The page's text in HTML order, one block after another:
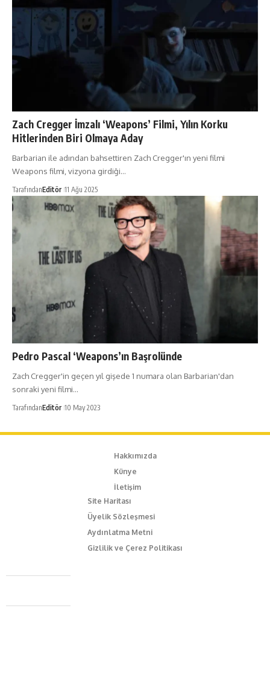
Zach Cregger İmzalı ‘Weapons’ Filmi, Yılın Korku
Hitlerinden Biri Olmaya Aday
Barbarian ile adından bahsettiren Zach Cregger'ın yeni filmi
Weapons filmi, vizyona girdiği…
TarafındanEditör 11 Ağu 2025
Pedro Pascal ‘Weapons’ın Başrolünde
Zach Cregger'in geçen yıl gişede 1 numara olan Barbarian'dan
sonraki yeni filmi…
TarafındanEditör 10 May 2023
Hakkımızda
Künye
İletişim
Site Haritası
Üyelik Sözleşmesi
Aydınlatma Metni
Gizlilik ve Çerez Politikası
Caferağa Mah. Dr. Şakir Paşa Sok. No3/A Kadıköy İstanbul
+90 543 345 46 00